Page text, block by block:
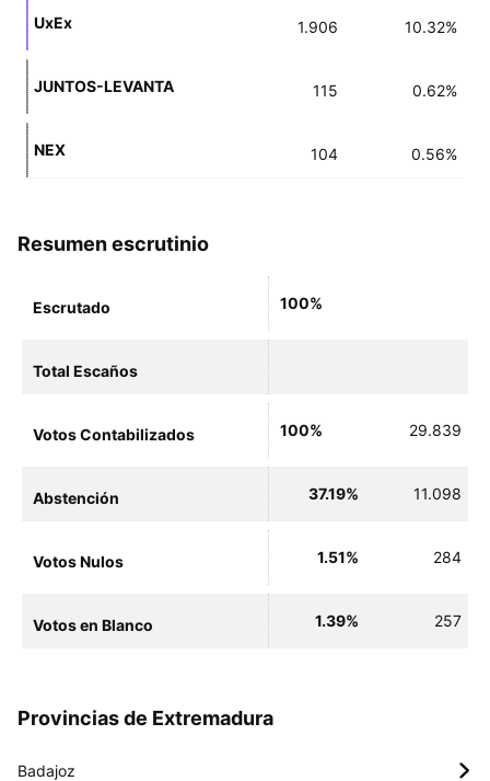
UxEx 1.906 10.32%
JUNTOS-LEVANTA 115 0.62%
NEX 104 0.56%
Resumen escrutinio
Escrutado 100%
Total Escaños
Votos Contabilizados 100% 29.839
Abstención 37.19% 11.098
Votos Nulos 1.51% 284
Votos en Blanco 1.39% 257
Provincias de Extremadura
Badajoz